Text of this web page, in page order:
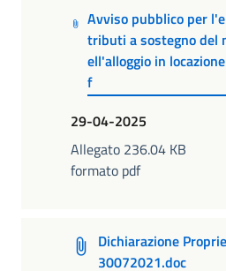
Avviso pubblico per
tributi a sostegno del
ell'alloggio in
f
29-04-2025
Allegato 236.04 KB
formato pdf
Dichiarazione
30072021.doc